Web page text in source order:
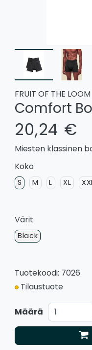
FRUIT OF THE LOOM
Comfort
20,24 €
Miesten klassinen
Koko
S M L XL
Värit
Black
Tuotekoodi: 7026
Tilaustuote
Määrä